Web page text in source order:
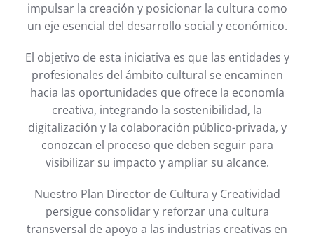
impulsar la creación y posicionar la cultura como
un eje esencial del desarrollo social y económico.
El objetivo de esta iniciativa es que las entidades y
profesionales del ámbito cultural se encaminen
hacia las oportunidades que ofrece la economía
creativa, integrando la sostenibilidad, la
digitalización y la colaboración público-privada, y
conozcan el proceso que deben seguir para
visibilizar su impacto y ampliar su alcance.
Nuestro Plan Director de Cultura y Creatividad
persigue consolidar y reforzar una cultura
transversal de apoyo a las industrias creativas en